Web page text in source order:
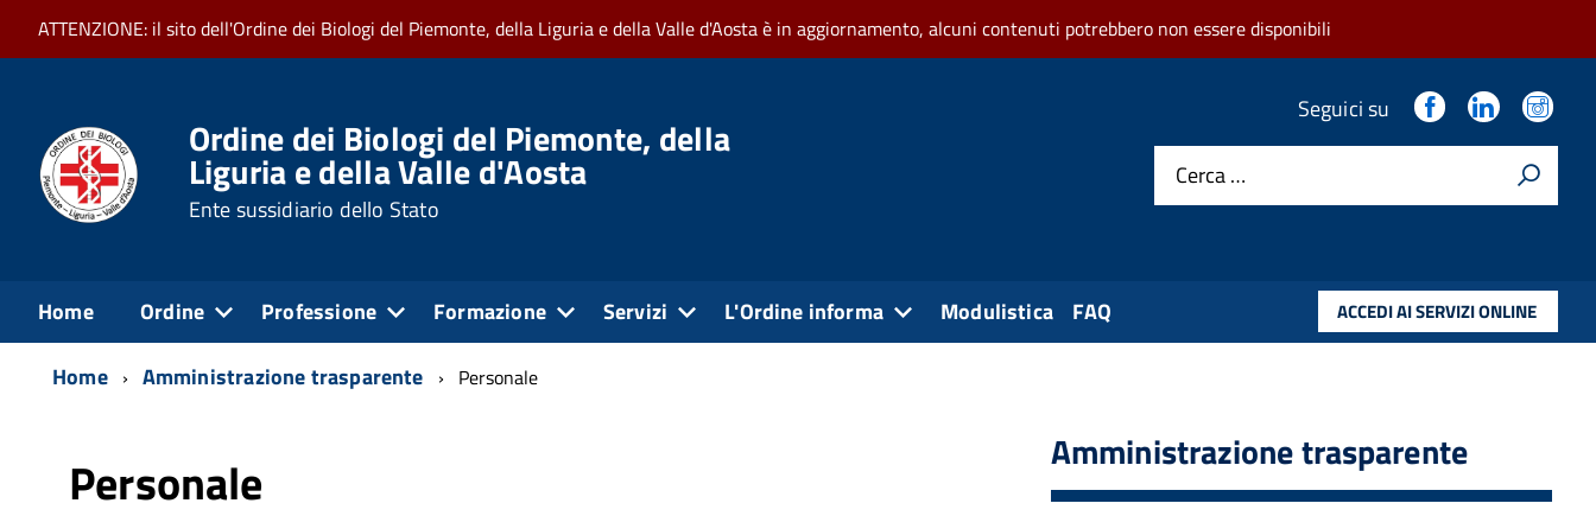
ATTENZIONE: il sito dell'Ordine dei Biologi del Piemonte, della Liguria e della Valle d'Aosta è in aggiornamento, alcuni contenuti potrebbero non essere disponibili
Ordine dei Biologi del Piemonte, della
Liguria e della Valle d'Aosta
Ente sussidiario dello Stato
Seguici su
Cerca …
Home Ordine Professione Formazione Servizi L'Ordine informa Modulistica ACCEDI AI SERVIZI ONLINE
FAQ
Home Amministrazione trasparente Personale
Personale Amministrazione trasparente